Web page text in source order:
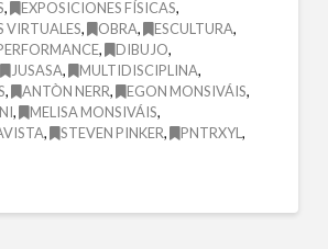
, EXPOSICIONES FÍSICAS,
VIRTUALES, OBRA, ESCULTURA,
, DIBUJO,
JUSASA, MULTIDISCIPLINA,
, ANTÒN NERR, EGON MONSIVÁIS,
, MELISA MONSIVÁIS,
, STEVEN PINKER, PNTRXYL,